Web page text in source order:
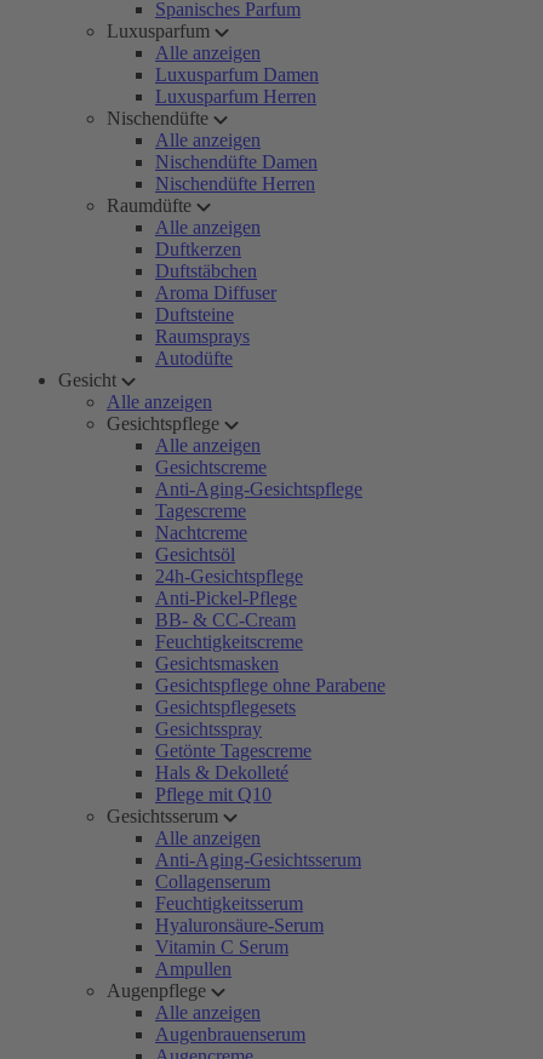
Spanisches Parfum
Luxusparfum
Alle anzeigen
Luxusparfum Damen
Luxusparfum Herren
Nischendüfte
Alle anzeigen
Nischendüfte Damen
Nischendüfte Herren
Raumdüfte
Alle anzeigen
Duftkerzen
Duftstäbchen
Aroma Diffuser
Duftsteine
Raumsprays
Autodüfte
Gesicht
Alle anzeigen
Gesichtspflege
Alle anzeigen
Gesichtscreme
Anti-Aging-Gesichtspflege
Tagescreme
Nachtcreme
Gesichtsöl
24h-Gesichtspflege
Anti-Pickel-Pflege
BB- & CC-Cream
Feuchtigkeitscreme
Gesichtsmasken
Gesichtspflege ohne Parabene
Gesichtspflegesets
Gesichtsspray
Getönte Tagescreme
Hals & Dekolleté
Pflege mit Q10
Gesichtsserum
Alle anzeigen
Anti-Aging-Gesichtsserum
Collagenserum
Feuchtigkeitsserum
Hyaluronsäure-Serum
Vitamin C Serum
Ampullen
Augenpflege
Alle anzeigen
Augenbrauenserum